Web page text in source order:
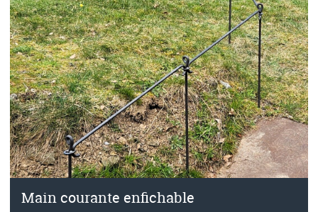
Main courante enfichable